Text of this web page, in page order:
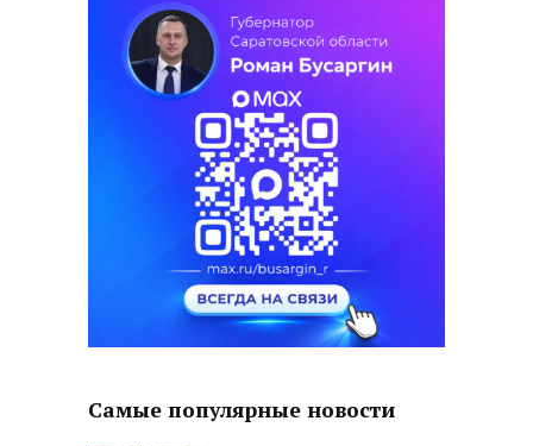
Самые популярные новости